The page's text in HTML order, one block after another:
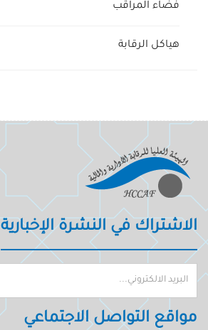
فضاء المراقب
هياكل الرقابة
الاشتراك في النشرة الإخبارية
مواقع التواصل الاجتماعي